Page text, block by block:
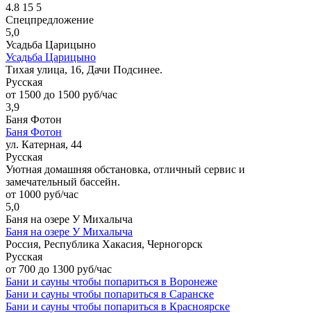
4.8 15 5
Спецпредложение
5,0
Усадьба Царицыно
Усадьба Царицыно
Тихая улица, 16, Дачи Подсинее.
Русская
от 1500 до 1500 руб/час
3,9
Баня Фотон
Баня Фотон
ул. Катерная, 44
Русская
Уютная домашняя обстановка, отличный сервис и
замечательный бассейн.
от 1000 руб/час
5,0
Баня на озере У Михалыча
Баня на озере У Михалыча
Россия, Республика Хакасия, Черногорск
Русская
от 700 до 1300 руб/час
Бани и сауны чтобы попариться в Воронеже
Бани и сауны чтобы попариться в Саранске
Бани и сауны чтобы попариться в Красноярске